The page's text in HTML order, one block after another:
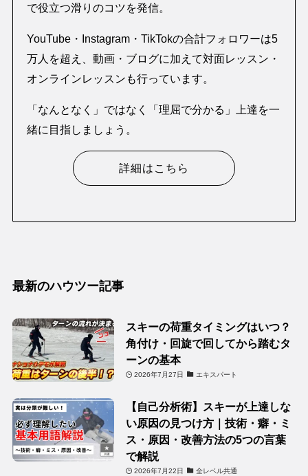
で役立つ滑りのコツを発信。
YouTube・Instagram・TikTokの合計フォロワーは5
万人を超え、動画・ブログに加えて対面レッスン・
オンラインレッスンも行っています。
「なんとなく」ではなく「理屈で分かる」上達を一
緒に目指しましょう。
詳細はこちら
最新のハウツー記事
スキーの荷重タイミングはいつ？
角付け・回旋で回してから踏むタ
ーンの基本
2026年7月27日 エキスパート
【自己分析術】スキーが上達しな
い原因の見つけ方｜技術・癖・ミ
ス・原因・改善方法の5つの言葉
で解説
2026年7月22日 全レベル共通